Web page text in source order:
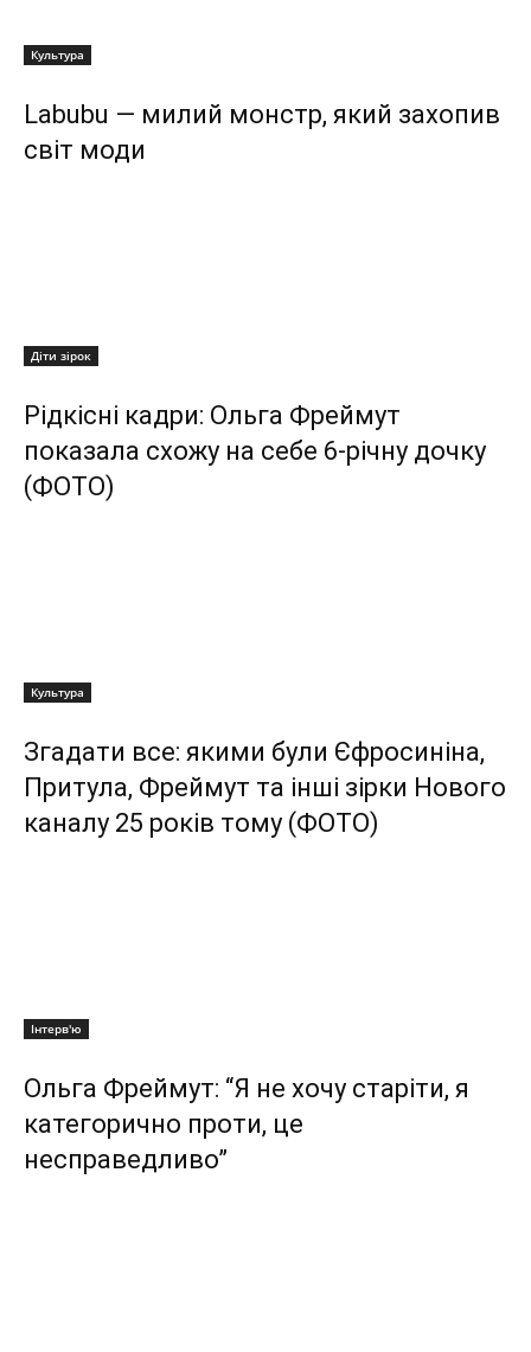
Культура
Labubu — милий монстр, який захопив
світ моди
Діти зірок
Рідкісні кадри: Ольга Фреймут
показала схожу на себе 6-річну дочку
(ФОТО)
Культура
Згадати все: якими були Єфросиніна,
Притула, Фреймут та інші зірки Нового
каналу 25 років тому (ФОТО)
Інтерв'ю
Ольга Фреймут: “Я не хочу старіти, я
категорично проти, це
несправедливо”